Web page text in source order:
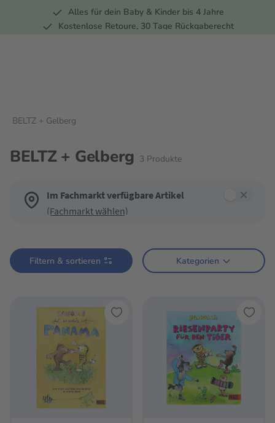
Zur Hauptnavigation springen
Alles für dein Baby & Kinder bis 4 Jahre
Kostenlose Retoure, 30 Tage Rückgaberecht
BELTZ + Gelberg
BELTZ + Gelberg 3 Produkte
Im Fachmarkt verfügbare Artikel
(Fachmarkt wählen)
Filtern & sortieren Kategorien